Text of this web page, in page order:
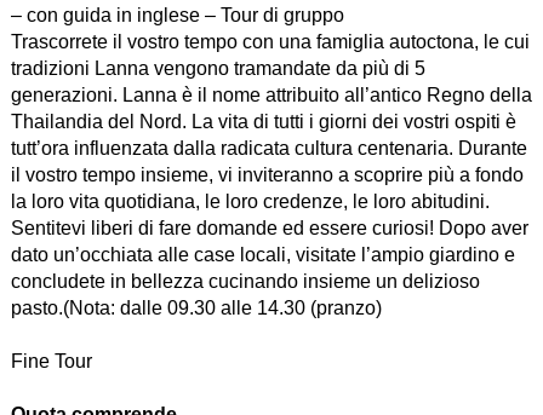
– con guida in inglese – Tour di gruppo
Trascorrete il vostro tempo con una famiglia autoctona, le cui
tradizioni Lanna vengono tramandate da più di 5
generazioni. Lanna è il nome attribuito all’antico Regno della
Thailandia del Nord. La vita di tutti i giorni dei vostri ospiti è
tutt’ora influenzata dalla radicata cultura centenaria. Durante
il vostro tempo insieme, vi inviteranno a scoprire più a fondo
la loro vita quotidiana, le loro credenze, le loro abitudini.
Sentitevi liberi di fare domande ed essere curiosi! Dopo aver
dato un’occhiata alle case locali, visitate l’ampio giardino e
concludete in bellezza cucinando insieme un delizioso
pasto.(Nota: dalle 09.30 alle 14.30 (pranzo)
Fine Tour